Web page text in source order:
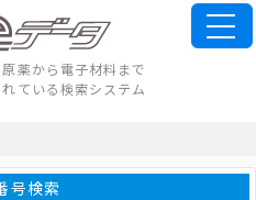
薬から電子材料まで
ている検索システム
号検索